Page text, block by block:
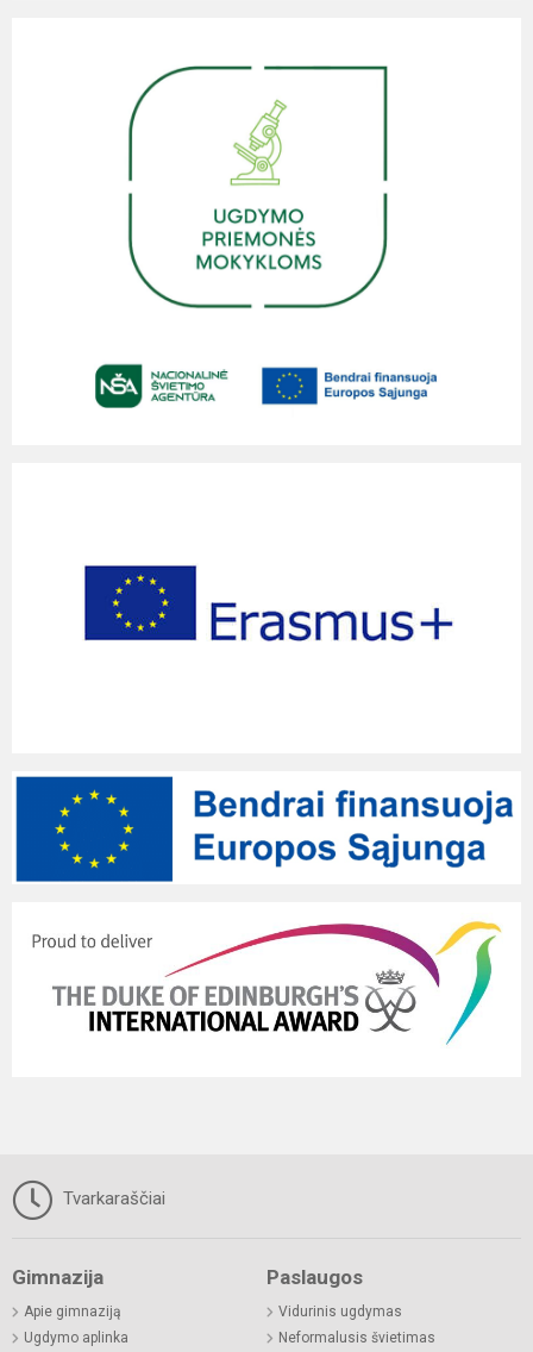
Tvarkaraščiai
Gimnazija
Apie gimnaziją
Ugdymo aplinka
Paslaugos
Vidurinis ugdymas
Neformalusis švietimas